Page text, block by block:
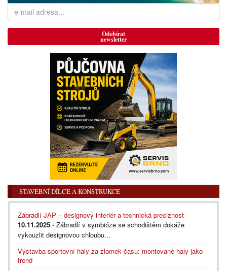
Odebírat
newsletter
STAVEBNÍ DÍLCE A KONSTRUKCE
Zábradlí JAP – designový interiér a technická preciznost
10.11.2025 - Zábradlí v symbióze se schodištěm dokáže
vykouzlit designovou chloubu...
Výstavba sportovní haly za zlomek času: montované haly jako
trend